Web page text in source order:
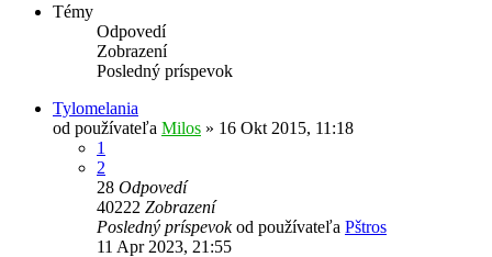
Témy
Odpovedí
Zobrazení
Posledný príspevok
Tylomelania
od používateľa Milos » 16 Okt 2015, 11:18
1
2
28 Odpovedí
40222 Zobrazení
Posledný príspevokod používateľa Pštros
11 Apr 2023, 21:55